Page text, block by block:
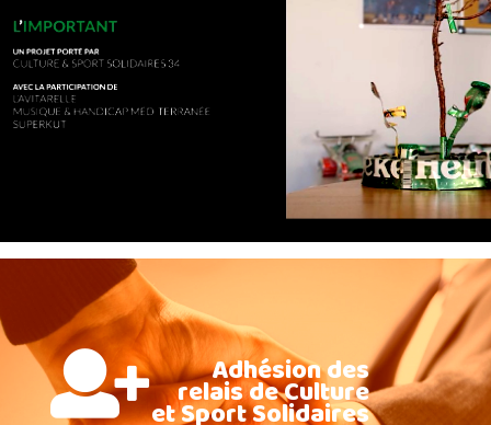
Adhésion des
relais de Culture
et Sport Solidaires